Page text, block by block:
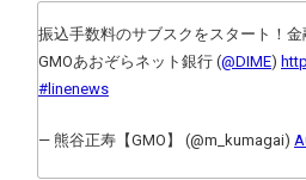
振込手数料のサブスクをスタート！
GMOあおぞらネット銀行 (@DIME)
#linenews
— 熊谷正寿【GMO】 (@m_kumagai)